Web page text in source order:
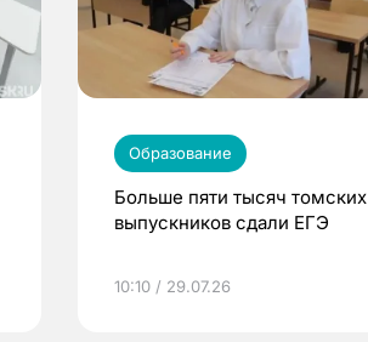
Образование
Больше пяти тысяч томских
выпускников сдали ЕГЭ
10:10 / 29.07.26